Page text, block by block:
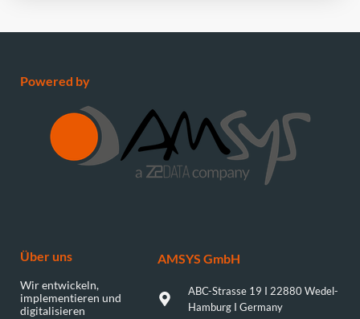
Powered by
Über uns
Wir entwickeln,
implementieren und
digitalisieren
AMSYS GmbH​
ABC-Strasse 19 I 22880 Wedel-
Hamburg I Germany